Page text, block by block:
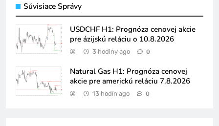
Súvisiace Správy
USDCHF H1: Prognóza cenovej akcie
pre ázijskú reláciu o 10.8.2026
3 hodiny ago 0
Natural Gas H1: Prognóza cenovej
akcie pre americkú reláciu 7.8.2026
13 hodín ago 0